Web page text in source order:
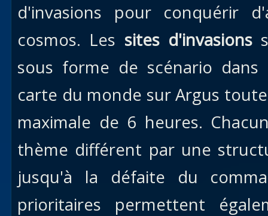
le vol
Uldum
Val
d'invasions pour conquérir
cosmos. Les sites d'invasions
sous forme de scénario
carte du monde sur Argus
maximale de 6 heures.
thème différent par une
jusqu'à la défaite du
prioritaires permettent